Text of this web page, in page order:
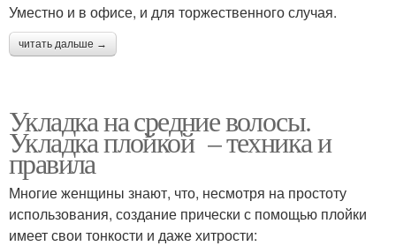
Уместно и в офисе, и для торжественного случая.
читать дальше →
Укладка на средние волосы.
Укладка плойкой – техника и
правила
Многие женщины знают, что, несмотря на простоту
использования, создание прически с помощью плойки
имеет свои тонкости и даже хитрости: